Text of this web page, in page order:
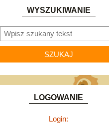
WYSZUKIWANIE
LOGOWANIE
Login: